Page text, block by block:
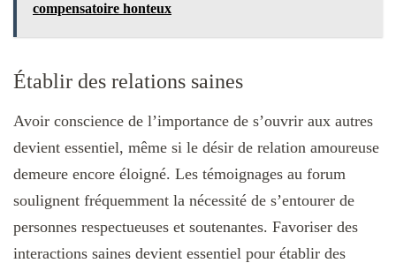
compensatoire honteux
Établir des relations saines
Avoir conscience de l’importance de s’ouvrir aux autres
devient essentiel, même si le désir de relation amoureuse
demeure encore éloigné. Les témoignages au forum
soulignent fréquemment la nécessité de s’entourer de
personnes respectueuses et soutenantes. Favoriser des
interactions saines devient essentiel pour établir des